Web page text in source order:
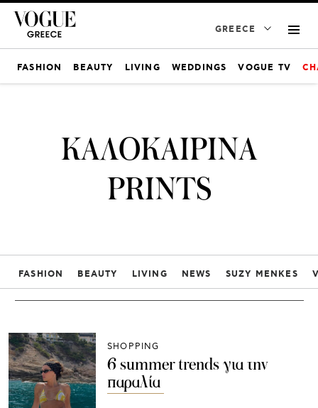
GREECE
FASHION BEAUTY LIVING WEDDINGS VOGUE TV
ΚΑΛΟΚΑΙΡΙΝΑ
PRINTS
FASHION BEAUTY LIVING NEWS SUZY MENKES
SHOPPING
6 summer trends για την
παραλία